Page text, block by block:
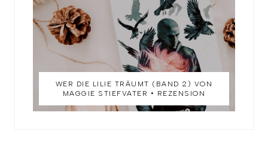
WER DIE LILIE TRÄUMT (BAND 2) VON
MAGGIE STIEFVATER • REZENSION